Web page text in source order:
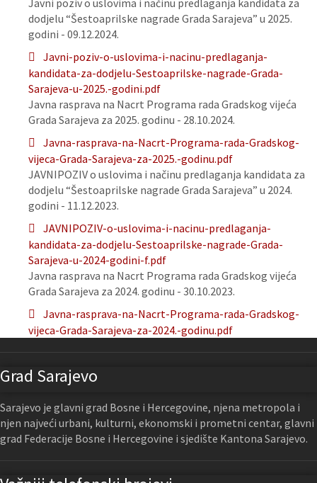
Javni poziv o uslovima i načinu predlaganja kandidata za
dodjelu “Šestoaprilske nagrade Grada Sarajeva” u 2025.
godini - 09.12.2024.
Javni-poziv-o-uslovima-i-nacinu-predlaganja-
kandidata-za-dodjelu-Sestoaprilske-nagrade-Grada-
Sarajeva-u-2025.-godini.pdf
Javna rasprava na Nacrt Programa rada Gradskog vijeća
Grada Sarajeva za 2025. godinu - 28.10.2024.
Javna-rasprava-na-Nacrt-Programa-rada-Gradskog-
vijeca-Grada-Sarajeva-za-2025.-godinu.pdf
JAVNIPOZIV o uslovima i načinu predlaganja kandidata za
dodjelu “Šestoaprilske nagrade Grada Sarajeva” u 2024.
godini - 11.12.2023.
JAVNIPOZIV-o-uslovima-i-nacinu-predlaganja-
kandidata-za-dodjelu-Sestoaprilske-nagrade-Grada-
Sarajeva-u-2024-godini-f.pdf
Javna rasprava na Nacrt Programa rada Gradskog vijeća
Grada Sarajeva za 2024. godinu - 30.10.2023.
Javna-rasprava-na-Nacrt-Programa-rada-Gradskog-
vijeca-Grada-Sarajeva-za-2024.-godinu.pdf
Grad Sarajevo
Sarajevo je glavni grad Bosne i Hercegovine, njena metropola i
njen najveći urbani, kulturni, ekonomski i prometni centar, glavni
grad Federacije Bosne i Hercegovine i sjedište Kantona Sarajevo.